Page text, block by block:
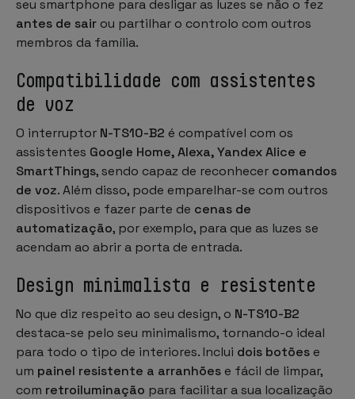
seu smartphone para desligar as luzes se não o fez
antes de sair ou partilhar o controlo com outros
membros da família.
Compatibilidade com assistentes
de voz
O interruptor N-TS10-B2 é compatível com os
assistentes Google Home, Alexa, Yandex Alice e
SmartThings, sendo capaz de reconhecer comandos
de voz. Além disso, pode emparelhar-se com outros
dispositivos e fazer parte de cenas de
automatização, por exemplo, para que as luzes se
acendam ao abrir a porta de entrada.
Design minimalista e resistente
No que diz respeito ao seu design, o N-TS10-B2
destaca-se pelo seu minimalismo, tornando-o ideal
para todo o tipo de interiores. Inclui dois botões e
um painel resistente a arranhões e fácil de limpar,
com retroiluminação para facilitar a sua localização